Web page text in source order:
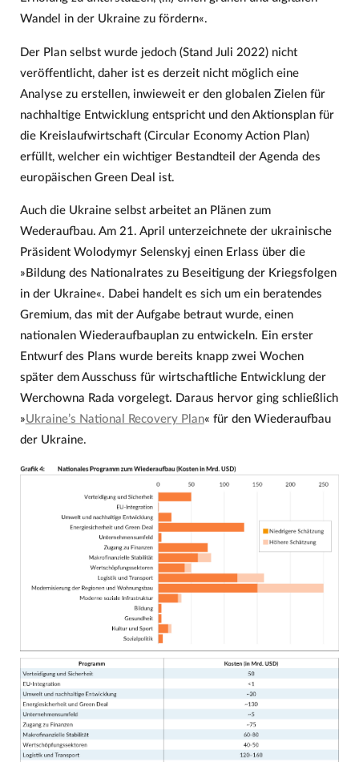
Wandel in der Ukraine zu fördern«.
Der Plan selbst wurde jedoch (Stand Juli 2022) nicht
veröffentlicht, daher ist es derzeit nicht möglich eine
Analyse zu erstellen, inwieweit er den globalen Zielen für
nachhaltige Entwicklung entspricht und den Aktionsplan für
die Kreislaufwirtschaft (Circular Economy Action Plan)
erfüllt, welcher ein wichtiger Bestandteil der Agenda des
europäischen Green Deal ist.
Auch die Ukraine selbst arbeitet an Plänen zum
Wederaufbau. Am 21. April unterzeichnete der ukrainische
Präsident Wolodymyr Selenskyj einen Erlass über die
»Bildung des Nationalrates zu Beseitigung der Kriegsfolgen
in der Ukraine«. Dabei handelt es sich um ein beratendes
Gremium, das mit der Aufgabe betraut wurde, einen
nationalen Wiederaufbauplan zu entwickeln. Ein erster
Entwurf des Plans wurde bereits knapp zwei Wochen
später dem Ausschuss für wirtschaftliche Entwicklung der
Werchowna Rada vorgelegt. Daraus hervor ging schließlich
»Ukraine’s National Recovery Plan« für den Wiederaufbau
der Ukraine.